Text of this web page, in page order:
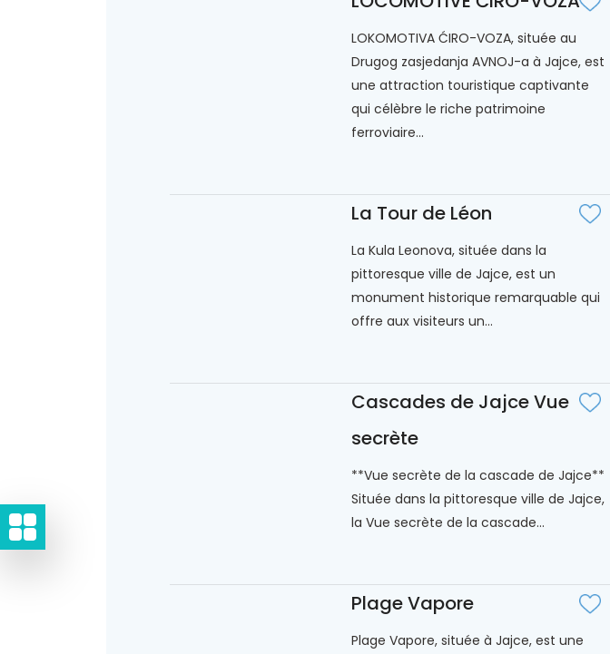
LOKOMOTIVA ĆIRO-VOZA, située au
Drugog zasjedanja AVNOJ-a à Jajce, est
une attraction touristique captivante
qui célèbre le riche patrimoine
ferroviaire...
La Tour de Léon
La Kula Leonova, située dans la
pittoresque ville de Jajce, est un
monument historique remarquable qui
offre aux visiteurs un...
Cascades de Jajce Vue
secrète
**Vue secrète de la cascade de Jajce**
Située dans la pittoresque ville de Jajce,
la Vue secrète de la cascade...
Plage Vapore
Plage Vapore, située à Jajce, est une